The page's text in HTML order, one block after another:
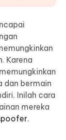
. Karena
dan bermain
Inilah cara
mereka
.